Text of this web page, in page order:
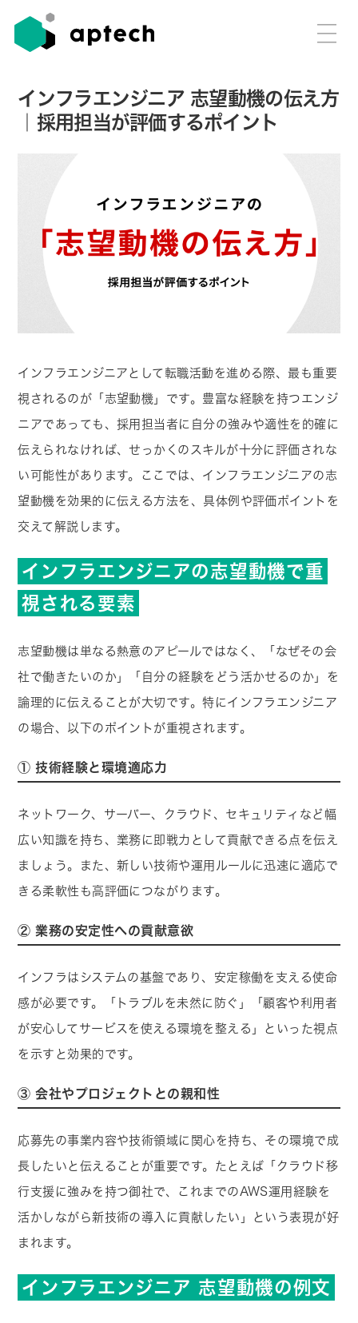
インフラエンジニア 志望動機の伝え方
｜採用担当が評価するポイント
インフラエンジニアとして転職活動を進める際、最も重要
視されるのが「志望動機」です。豊富な経験を持つエンジ
ニアであっても、採用担当者に自分の強みや適性を的確に
伝えられなければ、せっかくのスキルが十分に評価されな
い可能性があります。ここでは、インフラエンジニアの志
望動機を効果的に伝える方法を、具体例や評価ポイントを
交えて解説します。
インフラエンジニアの志望動機で重
視される要素
志望動機は単なる熱意のアピールではなく、「なぜその会
社で働きたいのか」「自分の経験をどう活かせるのか」を
論理的に伝えることが大切です。特にインフラエンジニア
の場合、以下のポイントが重視されます。
① 技術経験と環境適応力
ネットワーク、サーバー、クラウド、セキュリティなど幅
広い知識を持ち、業務に即戦力として貢献できる点を伝え
ましょう。また、新しい技術や運用ルールに迅速に適応で
きる柔軟性も高評価につながります。
② 業務の安定性への貢献意欲
インフラはシステムの基盤であり、安定稼働を支える使命
感が必要です。「トラブルを未然に防ぐ」「顧客や利用者
が安心してサービスを使える環境を整える」といった視点
を示すと効果的です。
③ 会社やプロジェクトとの親和性
応募先の事業内容や技術領域に関心を持ち、その環境で成
長したいと伝えることが重要です。たとえば「クラウド移
行支援に強みを持つ御社で、これまでのAWS運用経験を
活かしながら新技術の導入に貢献したい」という表現が好
まれます。
インフラエンジニア 志望動機の例文